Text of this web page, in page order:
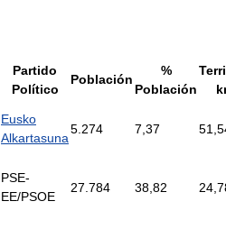
Partido
Político
Población
%
Población
Eusko
Alkartasuna
5.274 7,37
PSE-
EE/PSOE
27.784 38,82